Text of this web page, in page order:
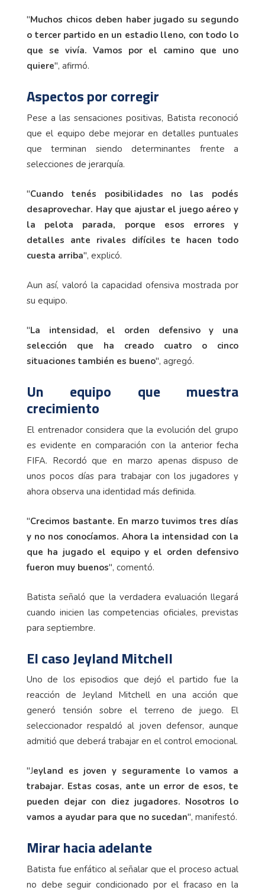
"Muchos chicos deben haber jugado su segundo
o tercer partido en un estadio lleno, con todo lo
que se vivía. Vamos por el camino que uno
quiere", afirmó.
Aspectos por corregir
Pese a las sensaciones positivas, Batista reconoció
que el equipo debe mejorar en detalles puntuales
que terminan siendo determinantes frente a
selecciones de jerarquía.
"Cuando tenés posibilidades no las podés
desaprovechar. Hay que ajustar el juego aéreo y
la pelota parada, porque esos errores y
detalles ante rivales difíciles te hacen todo
cuesta arriba", explicó.
Aun así, valoró la capacidad ofensiva mostrada por
su equipo.
"La intensidad, el orden defensivo y una
selección que ha creado cuatro o cinco
situaciones también es bueno", agregó.
Un equipo que muestra
crecimiento
El entrenador considera que la evolución del grupo
es evidente en comparación con la anterior fecha
FIFA. Recordó que en marzo apenas dispuso de
unos pocos días para trabajar con los jugadores y
ahora observa una identidad más definida.
"Crecimos bastante. En marzo tuvimos tres días
y no nos conocíamos. Ahora la intensidad con la
que ha jugado el equipo y el orden defensivo
fueron muy buenos", comentó.
Batista señaló que la verdadera evaluación llegará
cuando inicien las competencias oficiales, previstas
para septiembre.
El caso Jeyland Mitchell
Uno de los episodios que dejó el partido fue la
reacción de Jeyland Mitchell en una acción que
generó tensión sobre el terreno de juego. El
seleccionador respaldó al joven defensor, aunque
admitió que deberá trabajar en el control emocional.
"Jeyland es joven y seguramente lo vamos a
trabajar. Estas cosas, ante un error de esos, te
pueden dejar con diez jugadores. Nosotros lo
vamos a ayudar para que no sucedan", manifestó.
Mirar hacia adelante
Batista fue enfático al señalar que el proceso actual
no debe seguir condicionado por el fracaso en la